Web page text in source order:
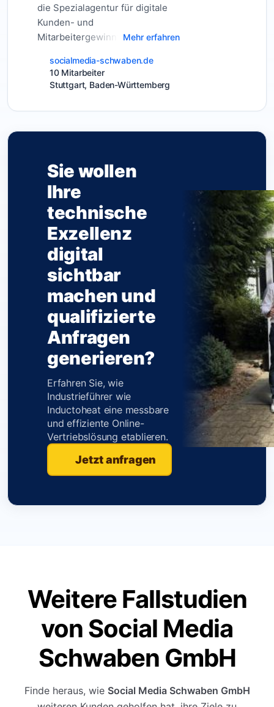
die Spezialagentur für digitale
Kunden- und
Mitarbeitergewinnung im
arbeiten ausschließlich mit
produzierenden und technisch
deutschsprachigen Raum. Dazu
Werkzeugbau,
Metallverarbeitung, Metallhandel,
Elektrotechnik,
Industrieelektronik,
Kunststofftechnik,
Antriebstechnik, Mess- und
Regeltechnik, Fördertechnik,
Lufttechnik, Filtertechnik,
Recyclingtechnik,
Oberflächentechnik,
Lasertechnik, Schweißtechnik,
Automation, technische
Dienstleistung und industrieller
Großhandel. Die Ausgangslage
Maschinenbau steht im vierten
negativen Jahr in Folge. Über
22.000 Stellen sind...
Mehr erfahren
socialmedia-schwaben.de
10 Mitarbeiter
Stuttgart, Baden-Württemberg
Sie wollen
Ihre
technische
Exzellenz
digital
sichtbar
machen und
qualifizierte
Anfragen
generieren?
Erfahren Sie, wie
Industrieführer wie
Inductoheat eine messbare
und effiziente Online-
Vertriebslösung etablieren.
Jetzt anfragen
Weitere Fallstudien
von Social Media
Schwaben GmbH
Finde heraus, wie Social Media Schwaben GmbH